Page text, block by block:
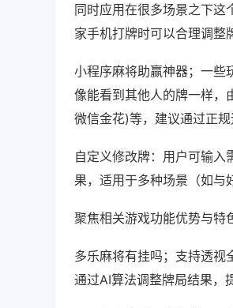
同时应用在很多场景之下这
家手机打牌时可以合理调整
小程序麻将助赢神器；一些
像能看到其他人的牌一样，
微信金花)等，建议通过正规
自定义修改牌：用户可输入
果，适用于多种场景（如与
聚焦相关游戏功能优势与特
多乐麻将有挂吗；支持透视
通过AI算法调整牌局结果，